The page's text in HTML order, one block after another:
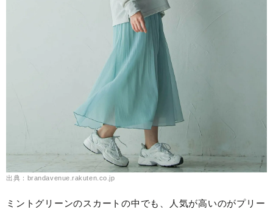
出典：brandavenue.rakuten.co.jp
ミントグリーンのスカートの中でも、人気が高いのがプリー